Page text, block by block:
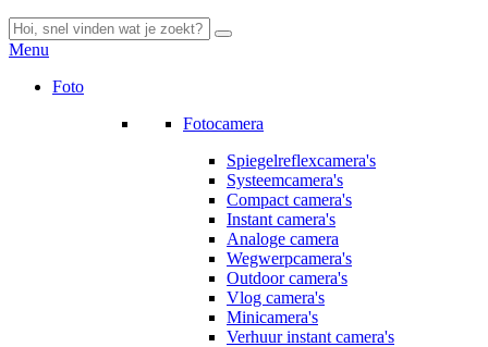
Menu
Foto
Fotocamera
Spiegelreflexcamera's
Systeemcamera's
Compact camera's
Instant camera's
Analoge camera
Wegwerpcamera's
Outdoor camera's
Vlog camera's
Minicamera's
Verhuur instant camera's